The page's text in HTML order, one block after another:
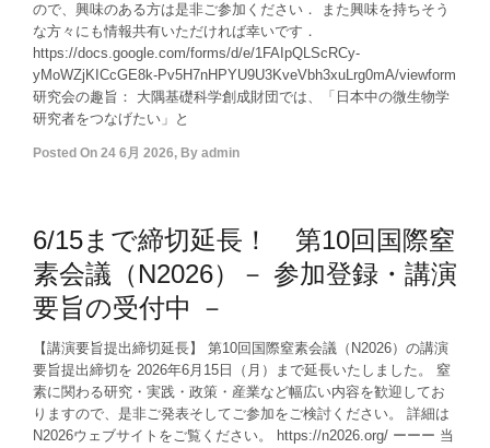
ので、興味のある方は是非ご参加ください． また興味を持ちそう
な方々にも情報共有いただければ幸いです．
https://docs.google.com/forms/d/e/1FAIpQLScRCy-
yMoWZjKICcGE8k-Pv5H7nHPYU9U3KveVbh3xuLrg0mA/viewform
研究会の趣旨： 大隅基礎科学創成財団では、「日本中の微生物学
研究者をつなげたい」と
Posted On 24 6月 2026, By admin
6/15まで締切延長！ 第10回国際窒
素会議（N2026）－ 参加登録・講演
要旨の受付中 －
【講演要旨提出締切延長】 第10回国際窒素会議（N2026）の講演
要旨提出締切を 2026年6月15日（月）まで延長いたしました。 窒
素に関わる研究・実践・政策・産業など幅広い内容を歓迎してお
りますので、是非ご発表そしてご参加をご検討ください。 詳細は
N2026ウェブサイトをご覧ください。 https://n2026.org/ ーーー 当